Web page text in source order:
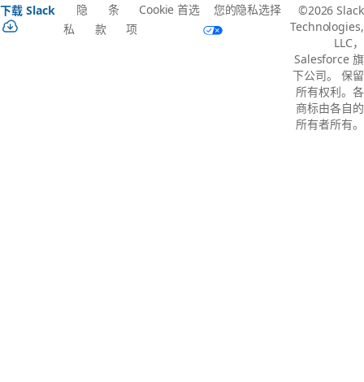
下载 Slack
隐
私
条
款
Cookie 首选
项
您的隐私选择
©2026 Slack
Technologies,
LLC，
Salesforce 旗
下公司。 保留
所有权利。各
商标由各自的
所有者所有。